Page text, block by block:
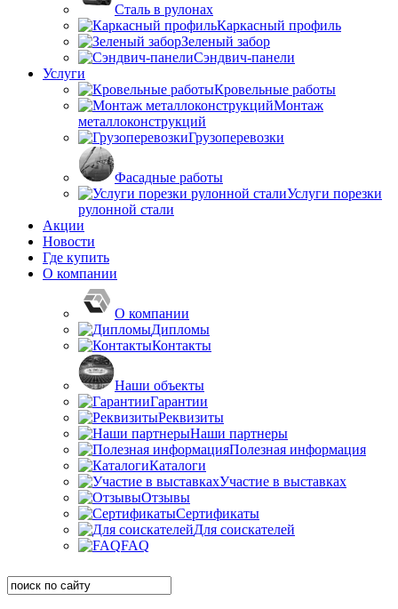
Сталь в рулонах
Каркасный профиль
Зеленый забор
Сэндвич-панели
Услуги
Кровельные работы
Монтаж
металлоконструкций
Грузоперевозки
Фасадные работы
Услуги порезки
рулонной стали
Акции
Новости
Где купить
О компании
О компании
Дипломы
Контакты
Наши объекты
Гарантии
Реквизиты
Наши партнеры
Полезная информация
Каталоги
Участие в выставках
Отзывы
Сертификаты
Для соискателей
FAQ